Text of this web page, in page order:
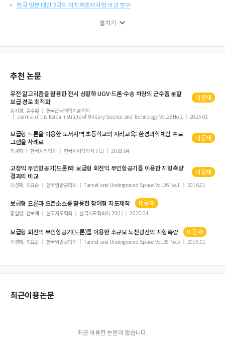
한국 일본 대만 3국의 지적재조사사업 비교 연구
무인항공사진측량을 위한 대공표지 제작 표준 연구
사회적 자본과 주거환경이 주거만족도에 미치는 영향
지적분야 NCS학습모듈 개선에 관한 연구
펼치기
추천 논문
유전 알고리즘을 활용한 전시 상황하 UGV-드론-수송 차량의 군수품 분할
보급경로 최적화 미등재
김기경, 김수환
한국군사과학기술학회
Journal of the Korea Institute of Military Science and Technology Vol.28No.2
2025.01
보급형 드론을 이용한 도서지역 초등학교의 지리교육: 환경과학체험 프로
그램을 사례로
미등재
최광희 한국지리학회 한국지리학회지 7(1) 2018.04
고정익 무인항공기(드론)와보급형 회전익 무인항공기를 이용한 지형측량
결과의 비교
미등재
이성재, 최요순 한국암반공학회 Tunnel and Underground Space Vol.26 No.1 2016.01
보급형 드론과 오픈소스를 활용한 참여형 지도제작 미등재
홍일영, 전보애 한국지도학회 한국지도학회지 20(1) 2020.04
보급형 회전익 무인항공기(드론)를 이용한 소규모 노천광산의 지형측량 미등재
이성재, 최요순 한국암반공학회 Tunnel and Underground Space Vol.25 No.5 2015.01
최근이용논문
최근 이용한 논문이 없습니다.